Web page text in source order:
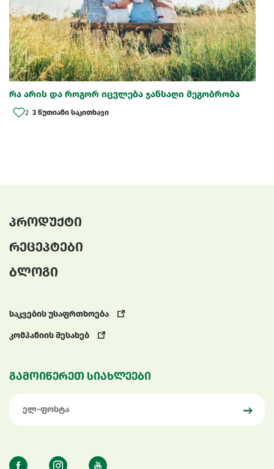
რა არის და როგორ იცვლება ჯანსაღი მეგობრობა
2 3 წუთიანი საკითხავი
პროდუქტი
რეცეპტები
ბლოგი
საკვების უსაფრთხოება
კომპანიის შესახებ
გამოიწერეთ სიახლეები